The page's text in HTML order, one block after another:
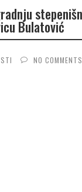
Bulatović
NO COMMENTS